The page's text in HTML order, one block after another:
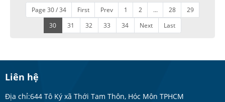
Page 30 / 34 First Prev 1 2 ... 28
29
30
31 32 33 34 Next Last
Liên hệ
Địa chỉ:644 Tô Ký xã Thới Tam Thôn, Hóc Môn TPHCM